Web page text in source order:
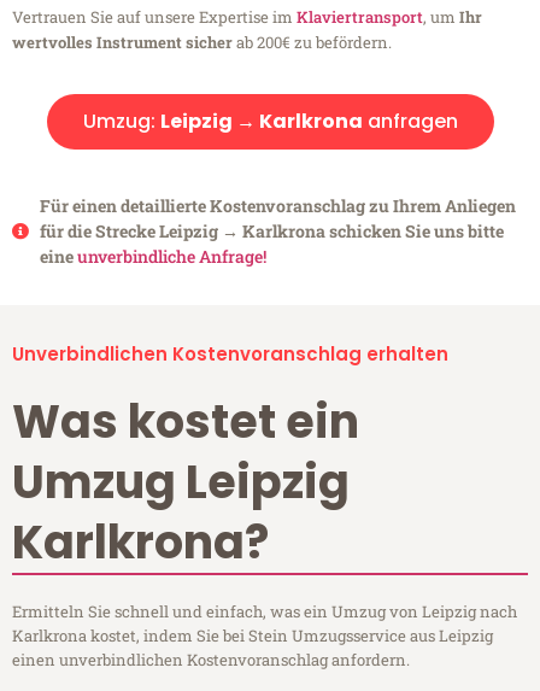
Vertrauen Sie auf unsere Expertise im Klaviertransport, um Ihr
wertvolles Instrument sicherab 200€ zu befördern.
Umzug: Leipzig → Karlkrona anfragen
Für einen detaillierte Kostenvoranschlag zu Ihrem Anliegen
für die Strecke Leipzig → Karlkrona schicken Sie uns bitte
eineunverbindliche Anfrage!
Unverbindlichen Kostenvoranschlag erhalten
Was kostet ein
Umzug Leipzig
Karlkrona?
Ermitteln Sie schnell und einfach, was ein Umzug von Leipzig nach
Karlkrona kostet, indem Sie bei Stein Umzugsservice aus Leipzig
einen unverbindlichen Kostenvoranschlag anfordern.